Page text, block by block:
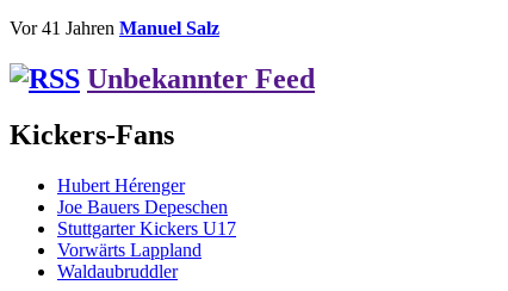
Vor 41 Jahren Manuel Salz
Unbekannter Feed
Kickers-Fans
Hubert Hérenger
Joe Bauers Depeschen
Stuttgarter Kickers U17
Vorwärts Lappland
Waldaubruddler